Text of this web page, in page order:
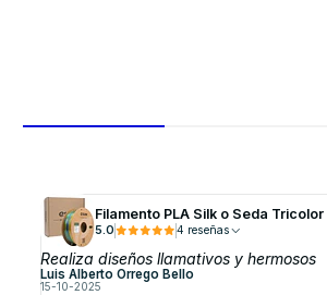
Filamento PLA Silk o Seda
5.0 4 reseñas
Realiza diseños llamativos y hermosos
Luis Alberto Orrego Bello
15-10-2025